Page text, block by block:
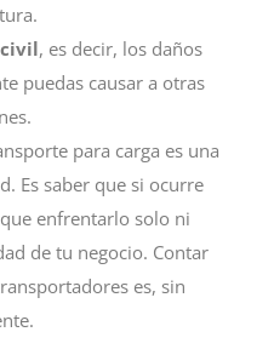
, es decir, los daños
puedas causar a otras
para carga es una
Es saber que si ocurre
enfrentarlo solo ni
de tu negocio. Contar
es, sin